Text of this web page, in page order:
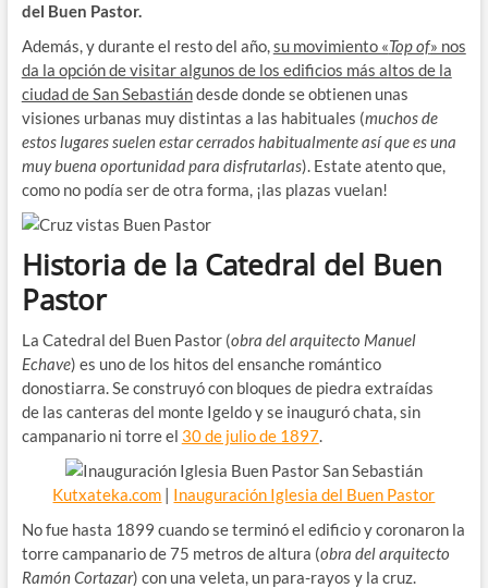
del Buen Pastor.
Además, y durante el resto del año,su movimiento «Top of» nos
da la opción de visitar algunos de los edificios más altos de la
ciudad de San Sebastiándesde donde se obtienen unas
visiones urbanas muy distintas a las habituales (muchos de
estos lugares suelen estar cerrados habitualmente así que es una
muy buena oportunidad para disfrutarlas). Estate atento que,
como no podía ser de otra forma, ¡las plazas vuelan!
Historia de la Catedral del Buen
Pastor
La Catedral del Buen Pastor (obra del arquitecto Manuel
Echave) es uno de los hitos del ensanche romántico
donostiarra. Se construyó con bloques de piedra extraídas
de las canteras del monte Igeldo y se inauguró chata, sin
campanario ni torre el 30 de julio de 1897.
Kutxateka.com | Inauguración Iglesia del Buen Pastor
No fue hasta 1899 cuando se terminó el edificio y coronaron la
torre campanario de 75 metros de altura (obra del arquitecto
Ramón Cortazar) con una veleta, un para-rayos y la cruz.